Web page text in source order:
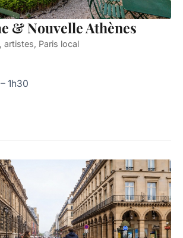
& Nouvelle Athènes
artistes, Paris local
1h30